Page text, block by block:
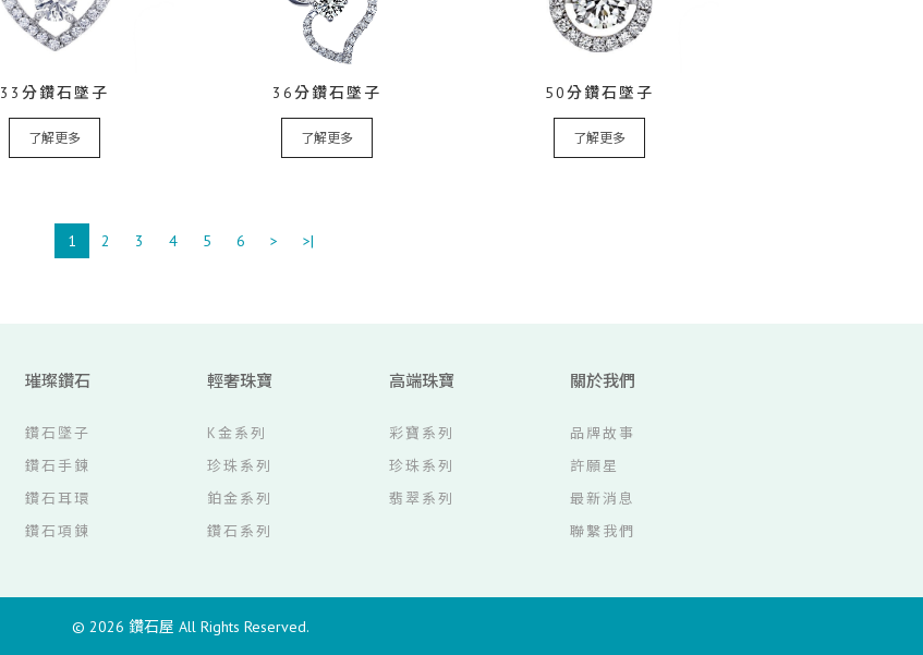
33分鑽石墜子
了解更多
36分鑽石墜子
了解更多
50分鑽石墜子
了解更多
1 2 3 4 5 6 > >|
關於我們
品牌故事
許願星
最新消息
聯繫我們
璀璨鑽石
鑽石墜子
鑽石手鍊
鑽石耳環
鑽石項鍊
輕奢珠寶
K金系列
珍珠系列
鉑金系列
鑽石系列
高端珠寶
彩寶系列
珍珠系列
翡翠系列
© 2026 鑽石屋 All Rights Reserved.